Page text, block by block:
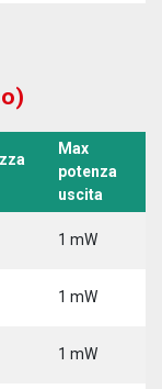
Max
potenza
uscita
1 mW
1 mW
1 mW